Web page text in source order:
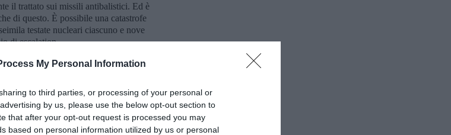
My Personal Information
to third parties, or processing of your personal or
by us, please use the below opt-out section to
that after your opt-out request is processed you may
based on personal information utilized by us or personal
il trattato sui missili antibalistici. Ed è
di questo. È possibile una catastrofe
testate nucleari ciascuno e nove
di escalation.
secondi!
che non è possibile intercettare.